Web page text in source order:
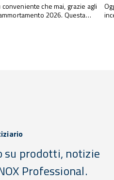
che mai, grazie agli
2026. Questa
in nuove attrezzature e
su prodotti, notizie
Professional.